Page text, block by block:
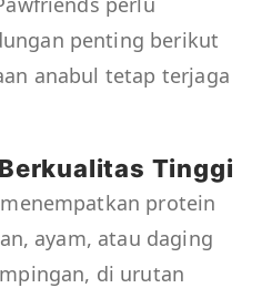
penting berikut
anabul tetap terjaga
Tinggi
protein
ayam, atau daging
di urutan